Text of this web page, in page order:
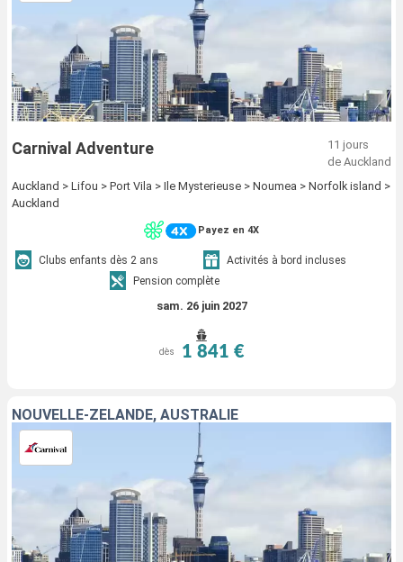
Carnival Adventure
11 jours
de Auckland
Auckland > Lifou > Port Vila > Ile Mysterieuse > Noumea > Norfolk island >
Auckland
Payez en 4X
Clubs enfants dès 2 ans
Activités à bord incluses
Pension complète
sam. 26 juin 2027
dès 1 841 €
NOUVELLE-ZÉLANDE, AUSTRALIE